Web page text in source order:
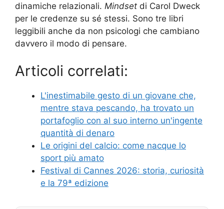
dinamiche relazionali. Mindset di Carol Dweck
per le credenze su sé stessi. Sono tre libri
leggibili anche da non psicologi che cambiano
davvero il modo di pensare.
Articoli correlati:
L'inestimabile gesto di un giovane che,
mentre stava pescando, ha trovato un
portafoglio con al suo interno un'ingente
quantità di denaro
Le origini del calcio: come nacque lo
sport più amato
Festival di Cannes 2026: storia, curiosità
e la 79ª edizione